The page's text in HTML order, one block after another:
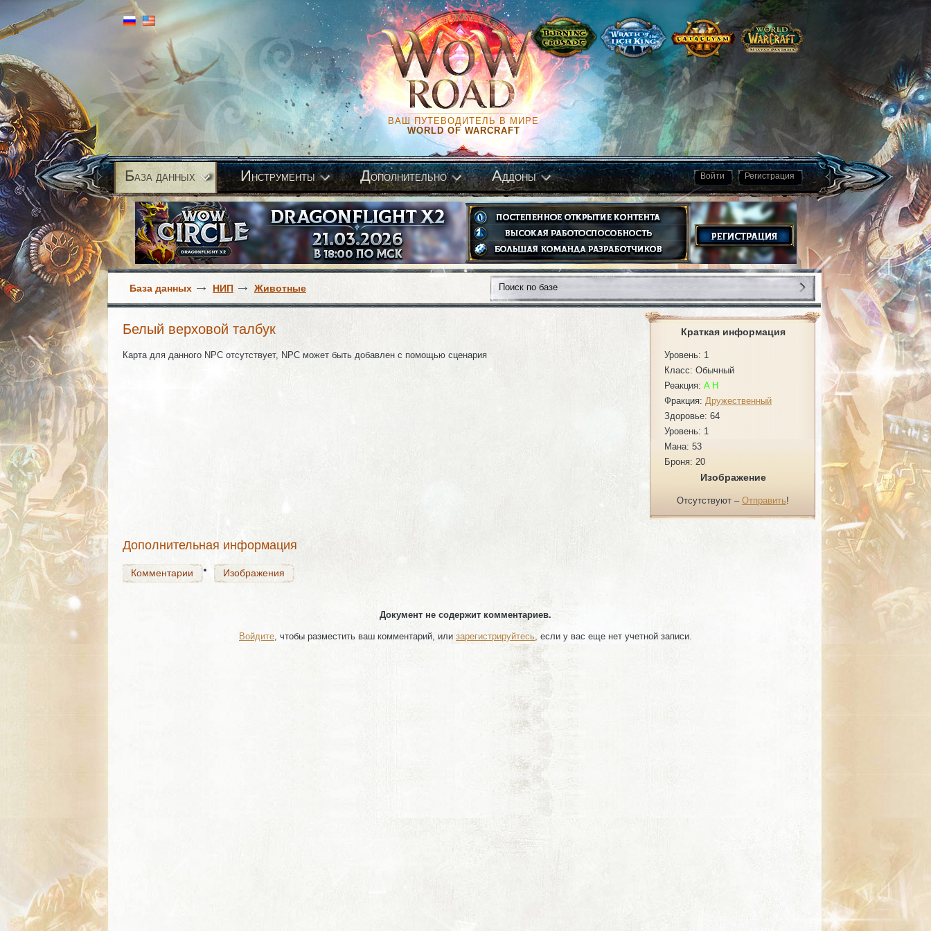
ВАШ ПУТЕВОДИТЕЛЬ В МИРЕ
WORLD OF WARCRAFT
Войти Регистрация
База данных Инструменты Дополнительно Аддоны
База данных НИП Животные
Краткая информация
Уровень: 1
Класс: Обычный
Реакция: A H
Фракция: Дружественный
Здоровье: 64
Уровень: 1
Мана: 53
Броня: 20
Изображение
Отсутствуют – Отправить!
Белый верховой талбук
Карта для данного NPC отсутствует, NPC может быть добавлен с помощью сценария
Дополнительная информация
Комментарии Изображения
Документ не содержит комментариев.
Войдите , чтобы разместить ваш комментарий, или зарегистрируйтесь , если у вас еще нет учетной записи.